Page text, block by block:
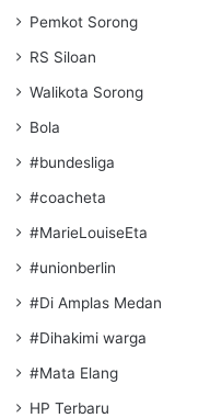
Pemkot Sorong
RS Siloan
Walikota Sorong
Bola
#bundesliga
#coacheta
#MarieLouiseEta
#unionberlin
#Di Amplas Medan
#Dihakimi warga
#Mata Elang
HP Terbaru